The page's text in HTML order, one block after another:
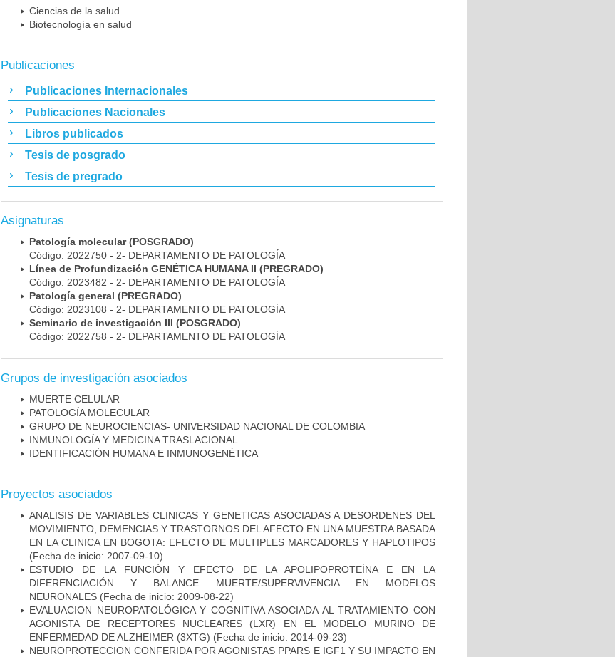
Ciencias de la salud
Biotecnología en salud
Publicaciones
Publicaciones Internacionales
Publicaciones Nacionales
Libros publicados
Tesis de posgrado
Tesis de pregrado
Asignaturas
Patología molecular (POSGRADO)
Código: 2022750 - 2- DEPARTAMENTO DE PATOLOGÍA
Línea de Profundización GENÉTICA HUMANA II (PREGRADO)
Código: 2023482 - 2- DEPARTAMENTO DE PATOLOGÍA
Patología general (PREGRADO)
Código: 2023108 - 2- DEPARTAMENTO DE PATOLOGÍA
Seminario de investigación III (POSGRADO)
Código: 2022758 - 2- DEPARTAMENTO DE PATOLOGÍA
Grupos de investigación asociados
MUERTE CELULAR
PATOLOGÍA MOLECULAR
GRUPO DE NEUROCIENCIAS- UNIVERSIDAD NACIONAL DE COLOMBIA
INMUNOLOGÍA Y MEDICINA TRASLACIONAL
IDENTIFICACIÓN HUMANA E INMUNOGENÉTICA
Proyectos asociados
ANALISIS DE VARIABLES CLINICAS Y GENETICAS ASOCIADAS A DESORDENES DEL
MOVIMIENTO, DEMENCIAS Y TRASTORNOS DEL AFECTO EN UNA MUESTRA BASADA
EN LA CLINICA EN BOGOTA: EFECTO DE MULTIPLES MARCADORES Y HAPLOTIPOS
(Fecha de inicio: 2007-09-10)
ESTUDIO DE LA FUNCIÓN Y EFECTO DE LA APOLIPOPROTEÍNA E EN LA
DIFERENCIACIÓN Y BALANCE MUERTE/SUPERVIVENCIA EN MODELOS
NEURONALES (Fecha de inicio: 2009-08-22)
EVALUACION NEUROPATOLÓGICA Y COGNITIVA ASOCIADA AL TRATAMIENTO CON
AGONISTA DE RECEPTORES NUCLEARES (LXR) EN EL MODELO MURINO DE
ENFERMEDAD DE ALZHEIMER (3XTG) (Fecha de inicio: 2014-09-23)
NEUROPROTECCION CONFERIDA POR AGONISTAS PPARS E IGF1 Y SU IMPACTO EN